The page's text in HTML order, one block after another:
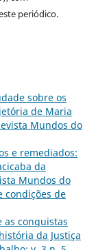
periódico.
sobre os
de Maria
Mundos do
e remediados:
da
Mundos do
condições de
as conquistas
da Justiça